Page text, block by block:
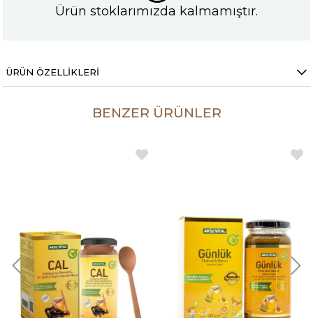
Ürün stoklarımızda kalmamıştır.
ÜRÜN ÖZELLIKLERI
BENZER ÜRÜNLER